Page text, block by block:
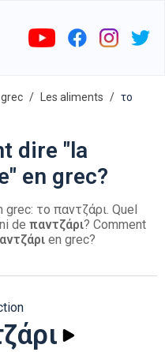
Les aliments
το
dire "la
en grec?
grec: το παντζάρι. Quel
de παντζάρι? Comment
en grec?